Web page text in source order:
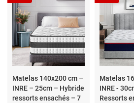
Matelas 140x200 cm –
INRE – 25cm – Hybride
ressorts ensachés – 7
Matelas
INRE -
Ressorts